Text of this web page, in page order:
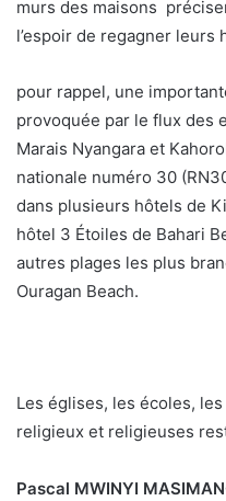
murs des maisons
l’espoir de regagner leurs
pour rappel, une
provoquée par le flux des
Marais Nyangara et
nationale numéro 30
dans plusieurs hôtels de
hôtel 3 Étoiles de Bahari
autres plages les plus
Ouragan Beach.
Les églises, les écoles,
religieux et religieuses
Pascal MWINYI